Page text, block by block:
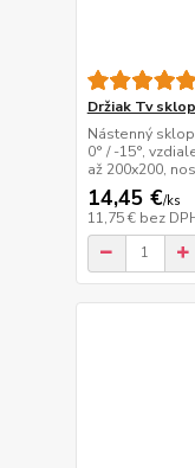
Držiak Tv
Nástenný
0° / -15°,
až 200x200,
14,45 €/ks
11,75 € bez